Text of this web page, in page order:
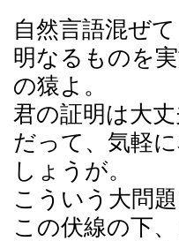
自然言語混ぜ
明なるものを
の猿よ。
君の証明は大丈
だって、気軽
しょうが。
こういう大問
この伏線の下